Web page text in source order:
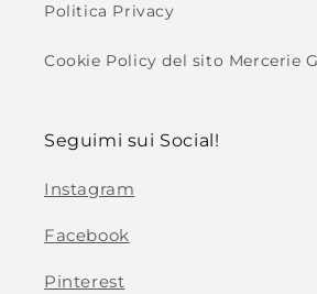
Politica Privacy
Cookie Policy del sito Mercerie
Seguimi sui Social!
Instagram
Facebook
Pinterest